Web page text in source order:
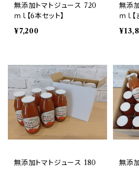
無添加トマトジュース 720
ｍｌ【6本セット】
¥7,200
無添
ｍｌ
ト】
無添加トマトジュース 180
無添